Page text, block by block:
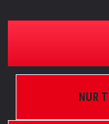
FILTERN
Wu-Tang
mit ELATION
Von: Bianca
NUR